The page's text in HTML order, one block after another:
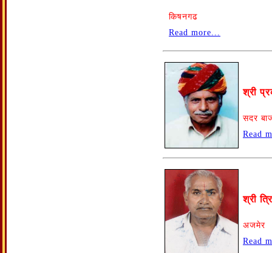
किषनगढ
Read more...
श्री
सदर
Read
श्री
अजमेर
Read